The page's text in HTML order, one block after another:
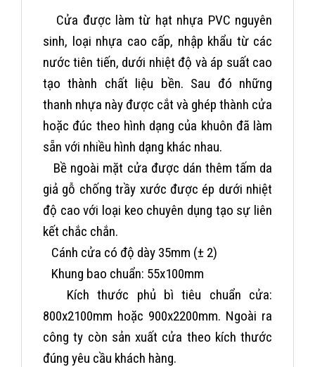
Cửa được làm từ hạt nhựa PVC nguyên
sinh, loại nhựa cao cấp, nhập khẩu từ các
nước tiên tiến, dưới nhiệt độ và áp suất cao
tạo thành chất liệu bền. Sau đó những
thanh nhựa này được cắt và ghép thành cửa
hoặc đúc theo hình dạng của khuôn đã làm
sẵn với nhiều hình dạng khác nhau.
Bề ngoài mặt cửa được dán thêm tấm da
giả gỗ chống trầy xước được ép dưới nhiệt
độ cao với loại keo chuyên dụng tạo sự liên
kết chắc chắn.
Cánh cửa có độ dày 35mm (± 2)
Khung bao chuẩn: 55x100mm
Kích thước phủ bì tiêu chuẩn cửa:
800x2100mm hoặc 900x2200mm. Ngoài ra
công ty còn sản xuất cửa theo kích thước
đúng yêu cầu khách hàng.